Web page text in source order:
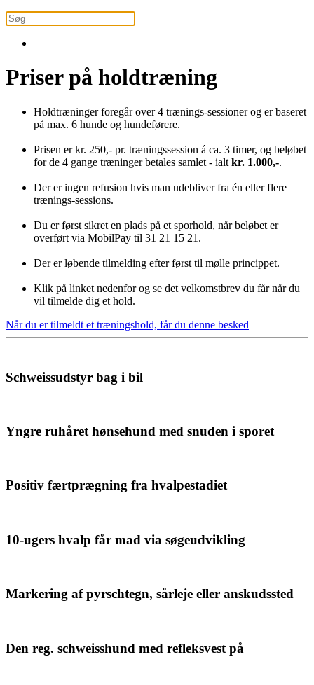
Priser på holdtræning
Holdtræninger foregår over 4 trænings-sessioner og er baseret
på max. 6 hunde og hundeførere.
Prisen er kr. 250,- pr. træningssession á ca. 3 timer, og beløbet
for de 4 gange træninger betales samlet - ialt kr. 1.000,-.
Der er ingen refusion hvis man udebliver fra én eller flere
trænings-sessions.
Du er først sikret en plads på et sporhold, når beløbet er
overført via MobilPay til 31 21 15 21.
Der er løbende tilmelding efter først til mølle princippet.
Klik på linket nedenfor og se det velkomstbrev du får når du
vil tilmelde dig et hold.
Når du er tilmeldt et træningshold, får du denne besked
Schweissudstyr bag i bil
Yngre ruhåret hønsehund med snuden i sporet
Positiv færtprægning fra hvalpestadiet
10-ugers hvalp får mad via søgeudvikling
Markering af pyrschtegn, sårleje eller anskudssted
Den reg. schweisshund med refleksvest på